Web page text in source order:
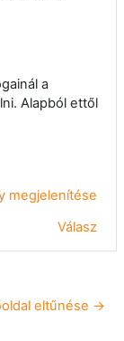
a
Alapból ettől
megjelenítése
Válasz
eltűnése →